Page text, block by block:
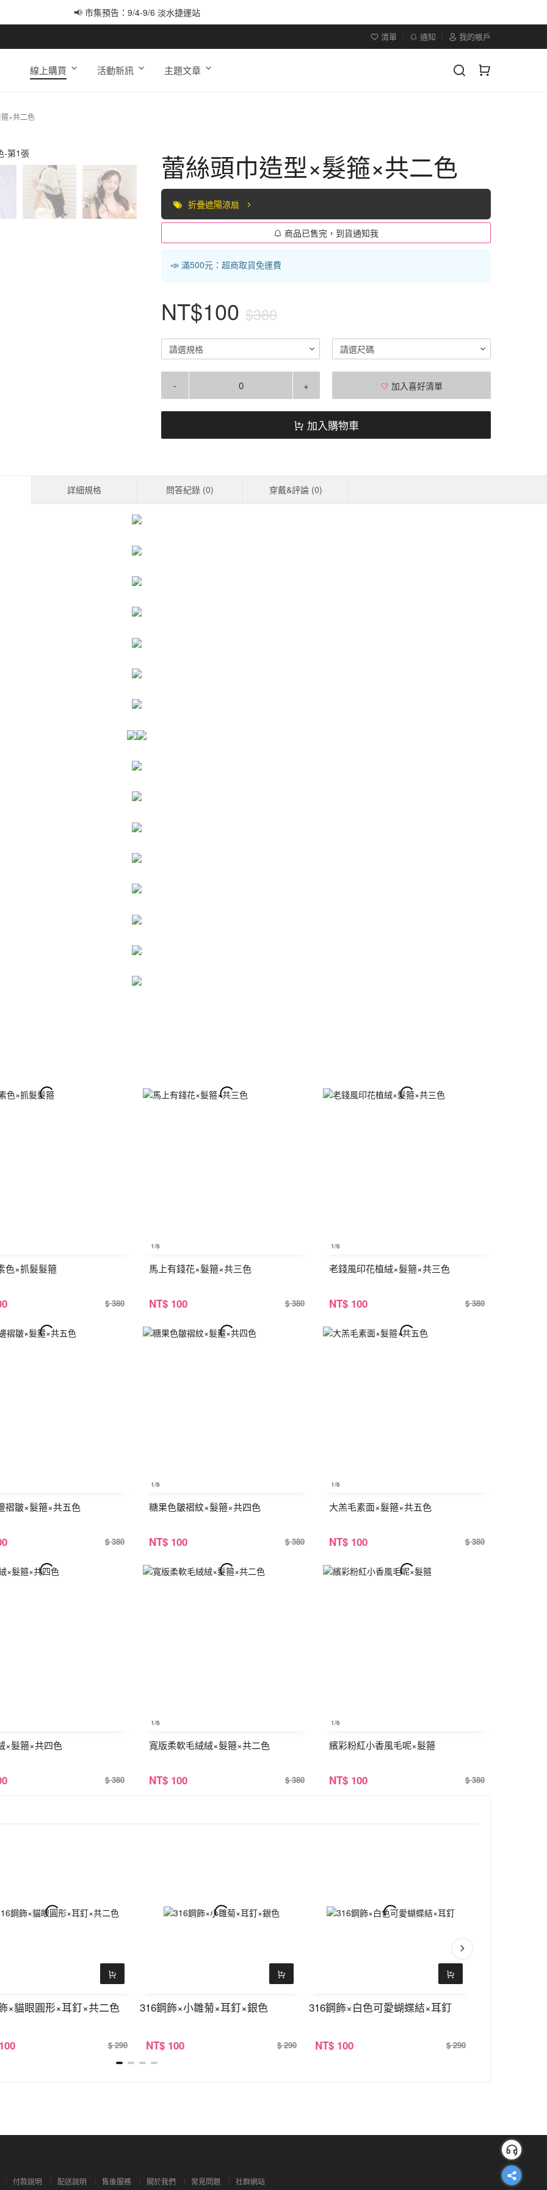
📢 市集預告：9/4-9/6 淡水捷運站
清單 通知 我的帳戶
線上購買 活動新訊 主題文章
×共二色
蕾絲頭巾造型×髮箍×共二色
折疊遮陽涼扇
商品已售完，到貨通知我
📣 滿500元：超商取貨免運費
NT$100 $380
請選規格 請選尺碼
- + 加入喜好清單
加入購物車
詳細規格 問答紀錄 (0) 穿戴&評論 (0)
色×抓髮髮箍
$ 380
1/6
馬上有錢花×髮箍×共三色
NT$ 100 $ 380
1/6
老錢風印花植絨×髮箍×共三色
NT$ 100 $ 380
褶皺×髮箍×共五色
$ 380
1/6
糖果色皺褶紋×髮箍×共四色
NT$ 100 $ 380
1/6
大羔毛素面×髮箍×共五色
NT$ 100 $ 380
×髮箍×共四色
$ 380
1/6
寬版柔軟毛絨絨×髮箍×共二色
NT$ 100 $ 380
1/6
繽彩粉紅小香風毛呢×髮箍
NT$ 100 $ 380
×貓眼圓形×耳釘×共二色
$ 290
316鋼飾×小雛菊×耳釘×銀色
NT$ 100 $ 290
316鋼飾×白色可愛蝴蝶結×耳釘
NT$ 100 $ 290
付款說明 配送說明 售後服務 關於我們 常見問題 社群網站